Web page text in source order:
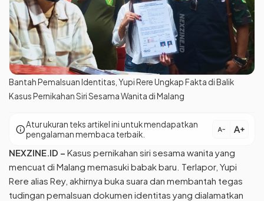
Bantah Pemalsuan Identitas, Yupi Rere Ungkap Fakta di Balik
Kasus Pernikahan Siri Sesama Wanita di Malang
infoAtur ukuran teks artikel ini untuk mendapatkan
pengalaman membaca terbaik.
text_decrease text_increase
NEXZINE.ID – Kasus pernikahan siri sesama wanita yang
mencuat di Malang memasuki babak baru. Terlapor, Yupi
Rere alias Rey, akhirnya buka suara dan membantah tegas
tudingan pemalsuan dokumen identitas yang dialamatkan